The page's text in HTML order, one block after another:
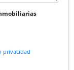
privacidad